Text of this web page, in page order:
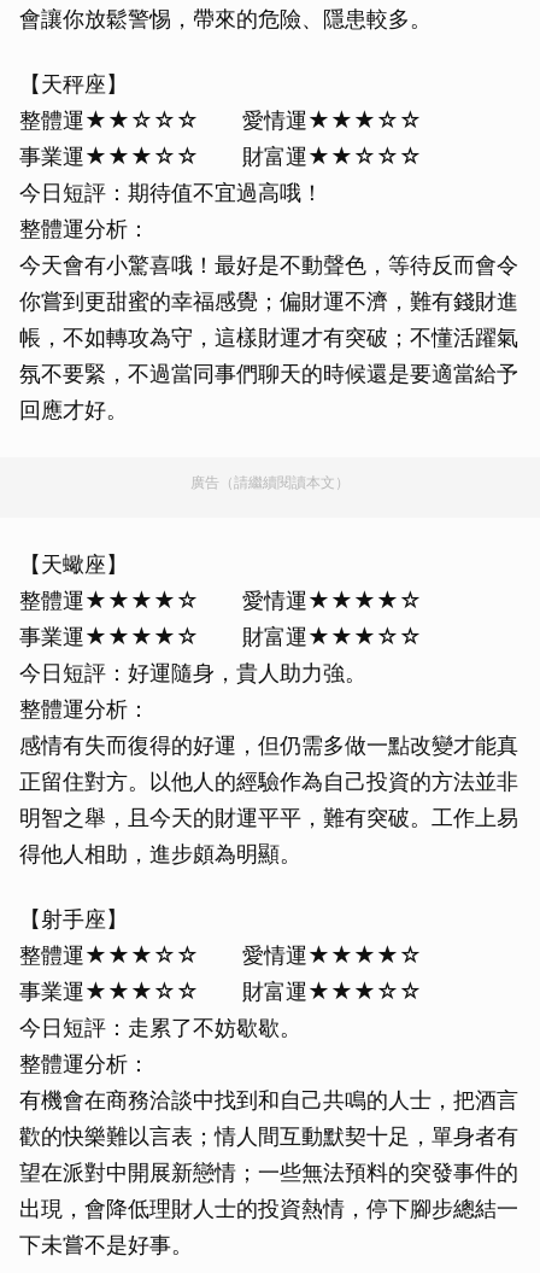
會讓你放鬆警惕，帶來的危險、隱患較多。
【天秤座】
整體運★★☆☆☆ 愛情運★★★☆☆
事業運★★★☆☆ 財富運★★☆☆☆
今日短評：期待值不宜過高哦！
整體運分析：
今天會有小驚喜哦！最好是不動聲色，等待反而會令
你嘗到更甜蜜的幸福感覺；偏財運不濟，難有錢財進
帳，不如轉攻為守，這樣財運才有突破；不懂活躍氣
氛不要緊，不過當同事們聊天的時候還是要適當給予
回應才好。
廣告（請繼續閱讀本文）
【天蠍座】
整體運★★★★☆ 愛情運★★★★☆
事業運★★★★☆ 財富運★★★☆☆
今日短評：好運隨身，貴人助力強。
整體運分析：
感情有失而復得的好運，但仍需多做一點改變才能真
正留住對方。以他人的經驗作為自己投資的方法並非
明智之舉，且今天的財運平平，難有突破。工作上易
得他人相助，進步頗為明顯。
【射手座】
整體運★★★☆☆ 愛情運★★★★☆
事業運★★★☆☆ 財富運★★★☆☆
今日短評：走累了不妨歇歇。
整體運分析：
有機會在商務洽談中找到和自己共鳴的人士，把酒言
歡的快樂難以言表；情人間互動默契十足，單身者有
望在派對中開展新戀情；一些無法預料的突發事件的
出現，會降低理財人士的投資熱情，停下腳步總結一
下未嘗不是好事。